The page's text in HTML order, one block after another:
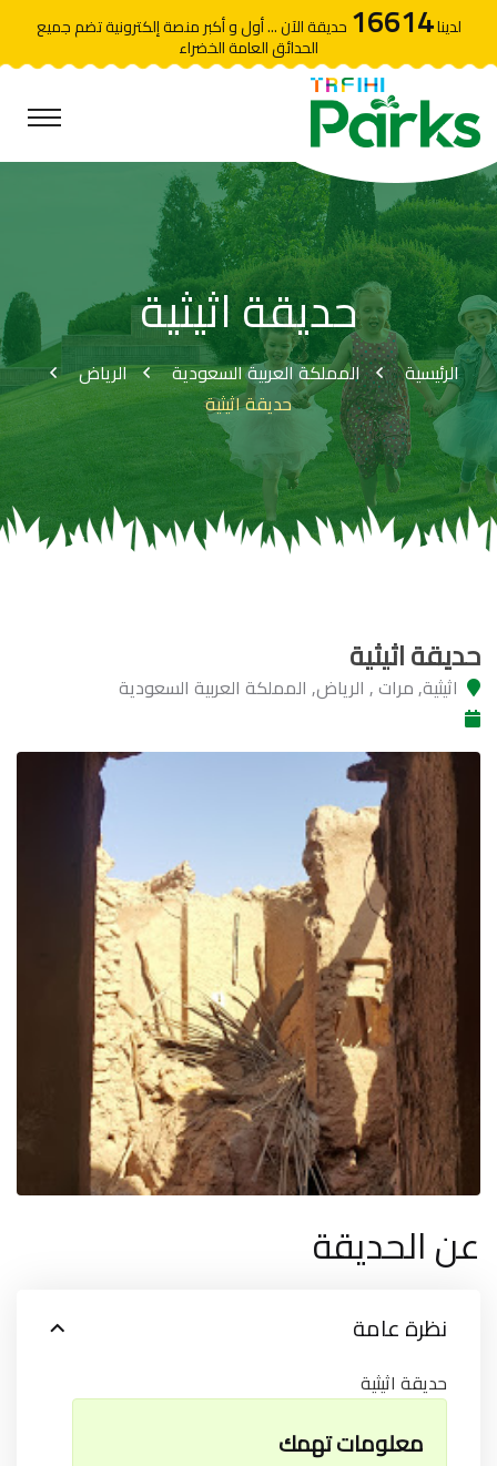
لدينا16614 حديقة الآن ... أول و أكبر منصة إلكترونية تضم جميع
الحدائق العامة الخضراء
حديقة اثيثية
الرئيسية المملكة العربية السعودية
الرياض
حديقة اثيثية
حديقة اثيثية
اثيثية, مرات , الرياض, المملكة العربية السعودية
عن الحديقة
نظرة عامة
حديقة اثيثية
معلومات تهمك